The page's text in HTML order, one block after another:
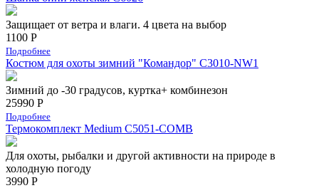
Защищает от ветра и влаги. 4 цвета на выбор
1100 Р
Подробнее
Костюм для охоты зимний "Командор" С3010-NW1
Зимний до -30 градусов, куртка+ комбинезон
25990 Р
Подробнее
Термокомплект Medium С5051-COMB
Для охоты, рыбалки и другой активности на природе в
холодную погоду
3990 Р